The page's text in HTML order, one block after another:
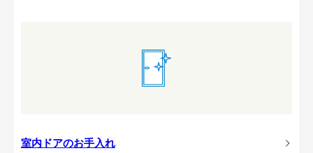
室内ドアのお手入れ